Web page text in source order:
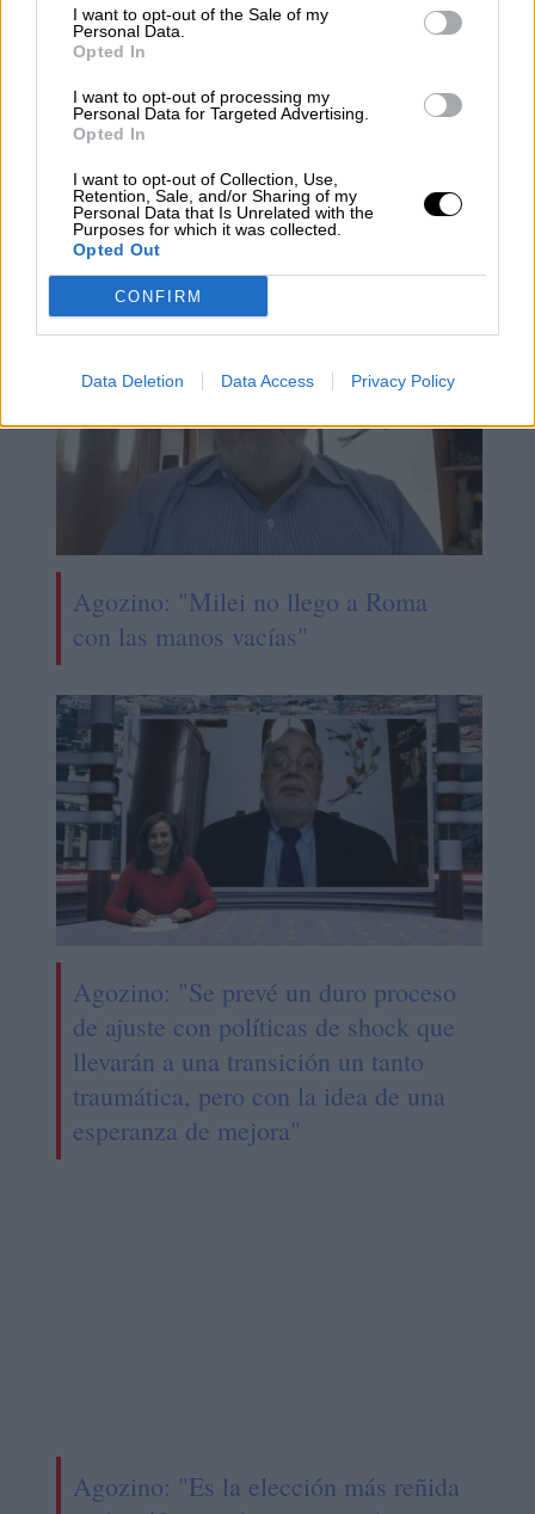
I want to opt-out of the Sale of my
Personal Data.
Opted In
I want to opt-out of processing my
Personal Data for Targeted Advertising.
Opted In
I want to opt-out of Collection, Use,
Retention, Sale, and/or Sharing of my
Personal Data that Is Unrelated with the
Purposes for which it was collected.
Opted Out
CONFIRM
Data Deletion Data Access Privacy Policy
frase, pronunciada en 1892, por el fundador de
la Unión Cívica Radical, uno de los partidos
que, como mencionáramos, integra la coalición
Cambiemos, el entonces senador Leandro N.
Alem cuando dijo:“Que se rompa pero que no
se doble”.
Política internacional Argentina
Agozino: "Milei no llego a Roma
con las manos vacías"
Agozino: "Se prevé un duro proceso
de ajuste con políticas de shock que
llevarán a una transición un tanto
traumática, pero con la idea de una
esperanza de mejora"
Agozino: "Es la elección más reñida